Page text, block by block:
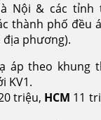
Nội & các tỉnh
thành phố đều
địa phương).
áp theo khung
KV1.
triệu, HCM 11